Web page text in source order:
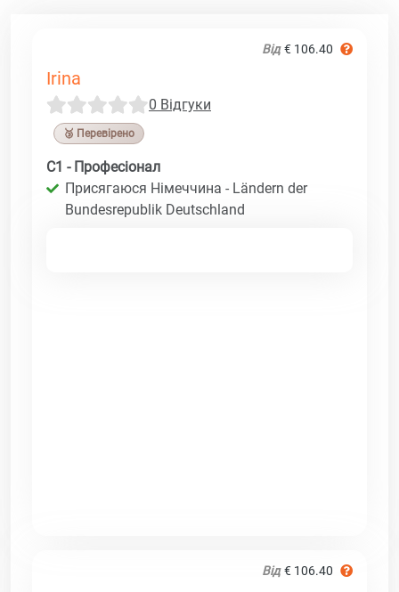
Від € 106.40
Irina
0 Відгуки
🥉 Перевірено
C1 - Професіонал
Присягаюся Німеччина - Ländern der
Bundesrepublik Deutschland
Від € 106.40